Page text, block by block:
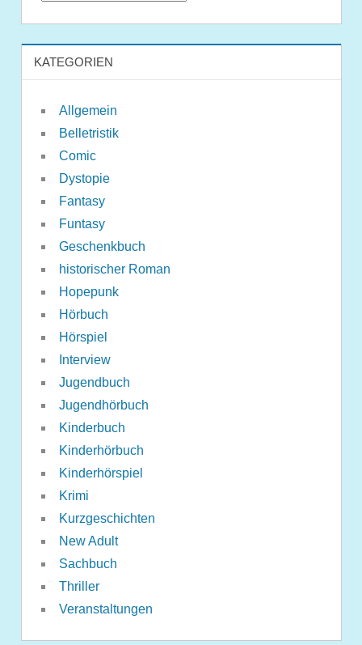
KATEGORIEN
Allgemein
Belletristik
Comic
Dystopie
Fantasy
Funtasy
Geschenkbuch
historischer Roman
Hopepunk
Hörbuch
Hörspiel
Interview
Jugendbuch
Jugendhörbuch
Kinderbuch
Kinderhörbuch
Kinderhörspiel
Krimi
Kurzgeschichten
New Adult
Sachbuch
Thriller
Veranstaltungen